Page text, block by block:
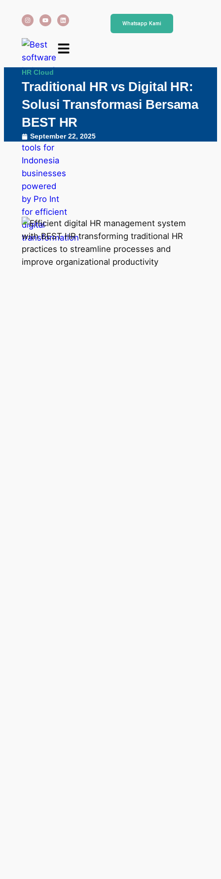
Whatsapp Kami
HR Cloud
Traditional HR vs Digital HR:
Solusi Transformasi Bersama
BEST HR
September 22, 2025